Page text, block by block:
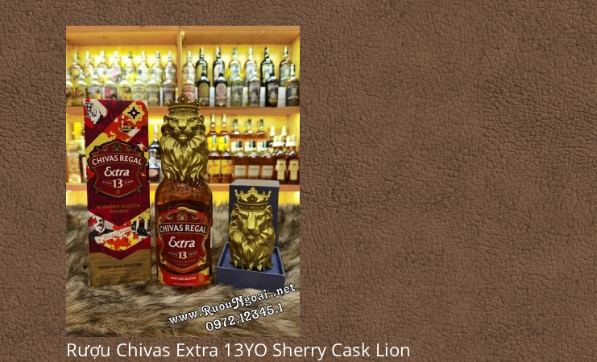
Rượu Chivas Extra 13YO Sherry Cask Lion